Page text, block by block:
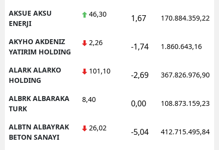
AKSUE AKSU
ENERJI
46,30 1,67 170.884.359,22
AKYHO AKDENIZ
YATIRIM HOLDING
2,26 -1,74 1.860.643,16
ALARK ALARKO
HOLDING
101,10 -2,69 367.826.976,90
ALBRK ALBARAKA
TURK
8,40 0,00 108.873.159,23
ALBTN ALBAYRAK
BETON SANAYI
26,02 -5,04 412.715.495,84